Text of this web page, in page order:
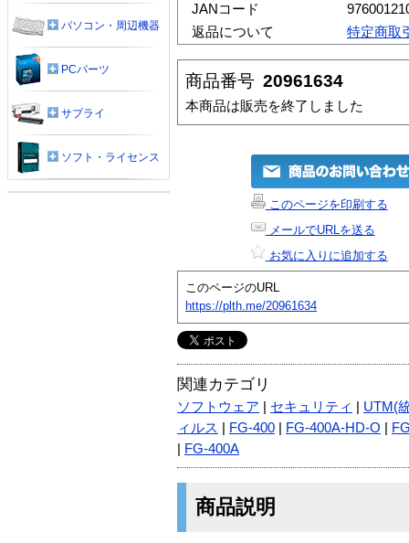
JANコード
返品について
特定商取
商品番号 20961634
本商品は販売を終了しました
このページを印刷する
メールでURLを送る
お気に入りに追加する
このページのURL
https://plth.me/20961634
関連カテゴリ
ソフトウェア セキュリティ
UTM(
ィルス
FG-400 FG-400A-HD-O
FG-400A
商品説明
パソコン・周辺機器
PCパーツ
サプライ
ソフト・ライセンス